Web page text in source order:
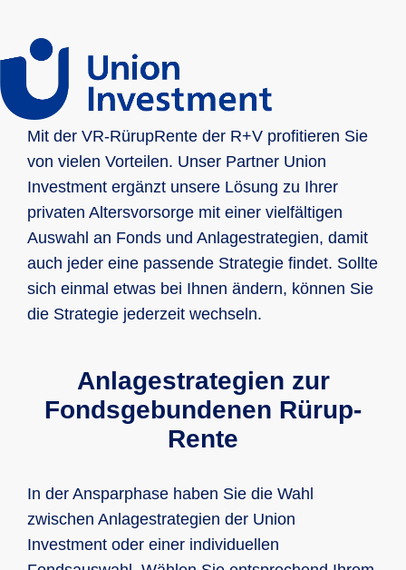
Mit der VR-RürupRente der R+V profitieren Sie
von vielen Vorteilen. Unser Partner Union
Investment ergänzt unsere Lösung zu Ihrer
privaten Altersvorsorge mit einer vielfältigen
Auswahl an Fonds und Anlagestrategien, damit
auch jeder eine passende Strategie findet. Sollte
sich einmal etwas bei Ihnen ändern, können Sie
die Strategie jederzeit wechseln.
Anlagestrategien zur
Fondsgebundenen Rürup-
Rente
In der Ansparphase haben Sie die Wahl
zwischen Anlagestrategien der Union
Investment oder einer individuellen